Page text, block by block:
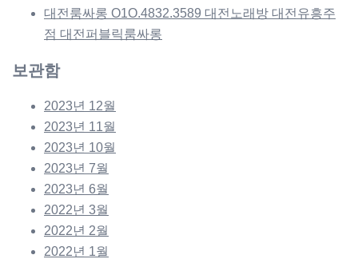
대전룸싸롱 O1O.4832.3589 대전노래방 대전유흥주
점 대전퍼블릭룸싸롱
보관함
2023년 12월
2023년 11월
2023년 10월
2023년 7월
2023년 6월
2022년 3월
2022년 2월
2022년 1월